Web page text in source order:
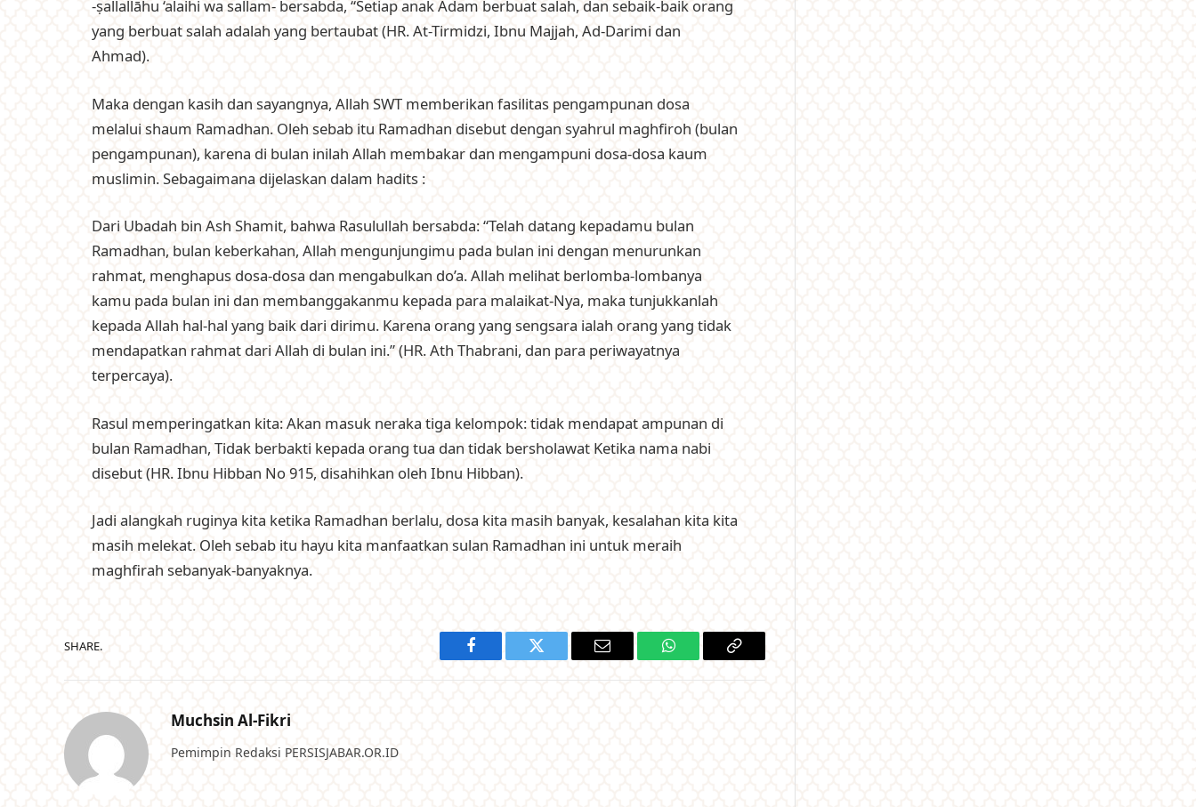
-ṣallallāhu ‘alaihi wa sallam- bersabda, “Setiap anak Adam berbuat salah, dan sebaik-baik ‎orang
yang berbuat salah adalah yang ‎bertaubat (HR. At-Tirmidzi, Ibnu Majjah, Ad-Darimi dan
Ahmad).
Maka dengan kasih dan sayangnya, Allah SWT memberikan fasilitas pengampunan dosa
melalui shaum Ramadhan. Oleh sebab itu Ramadhan disebut dengan syahrul maghfiroh (bulan
pengampunan), karena di bulan inilah Allah membakar dan mengampuni dosa-dosa kaum
muslimin. Sebagaimana dijelaskan dalam hadits :
Dari Ubadah bin Ash Shamit, bahwa Rasulullah bersabda: “Telah datang kepadamu bulan
Ramadhan, bulan keberkahan, Allah mengunjungimu pada bulan ini dengan menurunkan
rahmat, menghapus dosa-dosa dan mengabulkan do’a. Allah melihat berlomba-lombanya
kamu pada bulan ini dan membanggakanmu kepada para malaikat-Nya, maka tunjukkanlah
kepada Allah hal-hal yang baik dari dirimu. Karena orang yang sengsara ialah orang yang tidak
mendapatkan rahmat dari Allah di bulan ini.” (HR. Ath Thabrani, dan para periwayatnya
terpercaya).
Rasul memperingatkan kita: Akan masuk neraka tiga kelompok: tidak mendapat ampunan di
bulan Ramadhan, Tidak berbakti kepada orang tua dan tidak bersholawat Ketika nama nabi
disebut (HR. Ibnu Hibban No 915, disahihkan oleh Ibnu Hibban).
Jadi alangkah ruginya kita ketika Ramadhan berlalu, dosa kita masih banyak, kesalahan kita kita
masih melekat. Oleh sebab itu hayu kita manfaatkan sulan Ramadhan ini untuk meraih
maghfirah sebanyak-banyaknya.
SHARE.
Facebook Twitter Email WhatsAppCopy
Muchsin Al-Fikri
Pemimpin Redaksi PERSISJABAR.OR.ID